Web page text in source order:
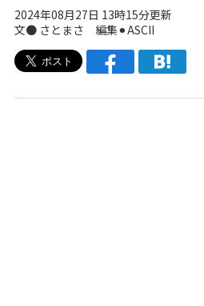
2024年08月27日 13時15分更新
文● さとまさ 編集⚫︎ASCII